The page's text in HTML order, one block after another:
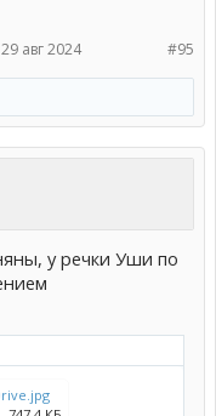
#95
29 авг 2024
у речки Уши по